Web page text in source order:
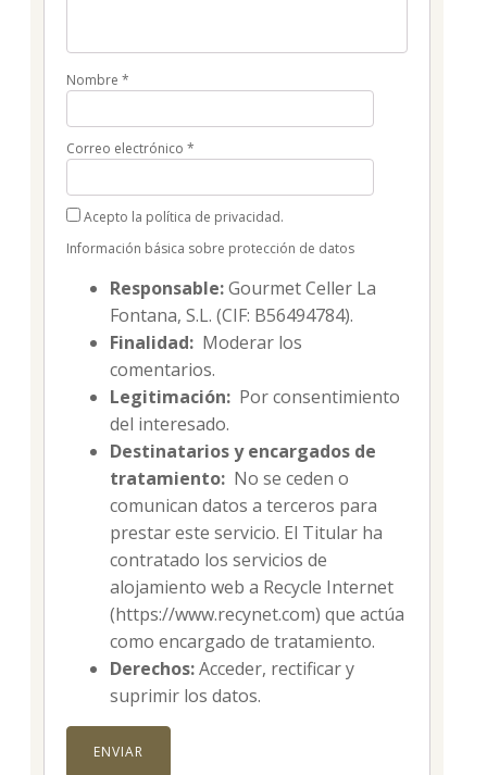
Nombre *
Correo electrónico *
Acepto la política de privacidad.
Información básica sobre protección de datos
Responsable:Gourmet Celler La
Fontana, S.L. (CIF: B56494784).
Finalidad: Moderar los
comentarios.
Legitimación: Por consentimiento
del interesado.
Destinatarios y encargados de
tratamiento: No se ceden o
comunican datos a terceros para
prestar este servicio. El Titular ha
contratado los servicios de
alojamiento web a Recycle Internet
(https://www.recynet.com) que actúa
como encargado de tratamiento.
Derechos:Acceder, rectificar y
suprimir los datos.